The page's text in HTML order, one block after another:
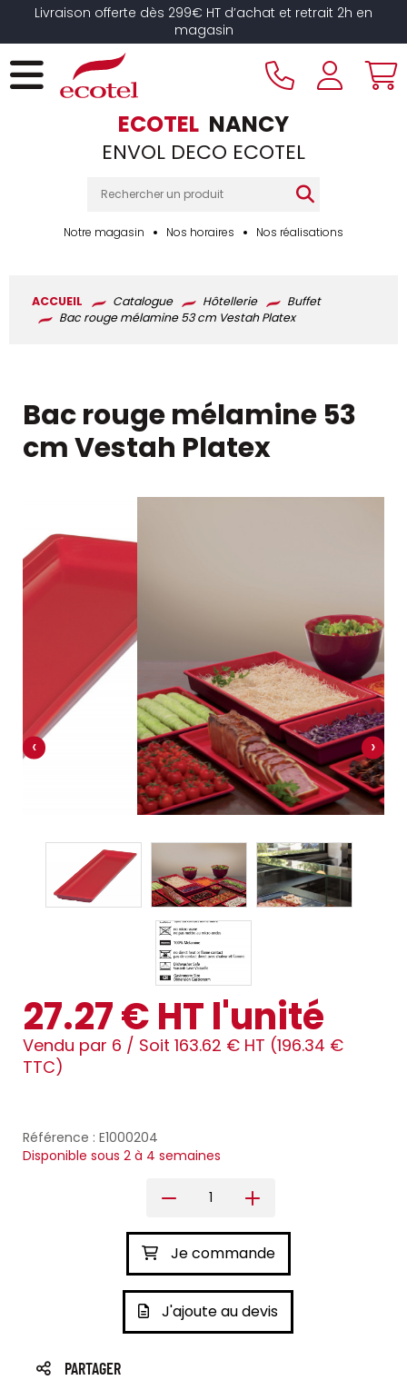
Livraison offerte dès 299€ HT d’achat et retrait 2h en
magasin
ECOTEL NANCY
ENVOL DECO ECOTEL
Notre magasin Nos horaires Nos réalisations
ACCUEIL Catalogue Hôtellerie
Buffet
Bac rouge mélamine 53 cm Vestah Platex
Bac rouge mélamine 53
cm Vestah Platex
‹ ›
27.27 € HT l'unité
Vendu par 6 / Soit 163.62 € HT (196.34 €
TTC)
Référence : E1000204
Disponible sous 2 à 4 semaines
Je commande
J'ajoute au devis
PARTAGER
Panneau de gestion des cookies